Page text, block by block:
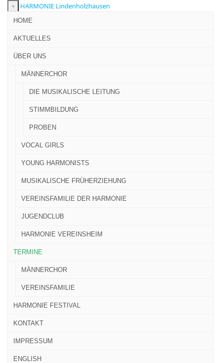
+ HARMONIE Lindenholzhausen
HOME
AKTUELLES
ÜBER UNS
MÄNNERCHOR
DIE MUSIKALISCHE LEITUNG
STIMMBILDUNG
PROBEN
VOCAL GIRLS
YOUNG HARMONISTS
MUSIKALISCHE FRÜHERZIEHUNG
VEREINSFAMILIE DER HARMONIE
JUGENDCLUB
HARMONIE VEREINSHEIM
TERMINE
MÄNNERCHOR
VEREINSFAMILIE
HARMONIE FESTIVAL
KONTAKT
IMPRESSUM
ENGLISH